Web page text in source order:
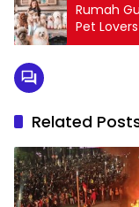
Rumah
Pet
Related